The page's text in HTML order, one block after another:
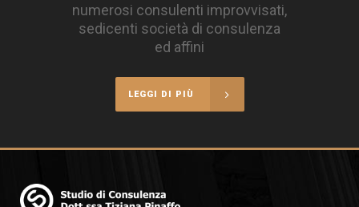
numerosi consulenti improvvisati,
sedicenti società di consulenza
ed affini
LEGGI DI PIÙ